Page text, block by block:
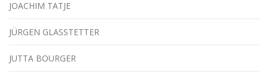
JOACHIM TATJE
JÜRGEN GLASSTETTER
JUTTA BOURGER